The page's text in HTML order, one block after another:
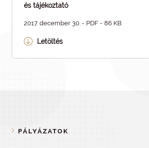
és tájékoztató
2017. december 30. - PDF - 86 KB
Letöltés
PÁLYÁZATOK